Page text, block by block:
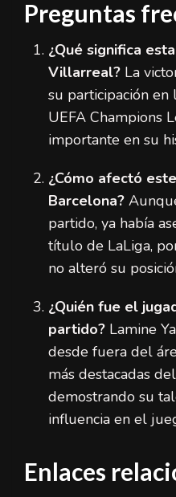
Preguntas
¿Qué significa
Villarreal? La
su participación
UEFA Champions
importante en su
¿Cómo afectó
Barcelona?
partido, ya había
título de LaLiga,
no alteró su
¿Quién fue el
partido? Lamine
desde fuera del
más destacadas
demostrando su
influencia en el
Enlaces